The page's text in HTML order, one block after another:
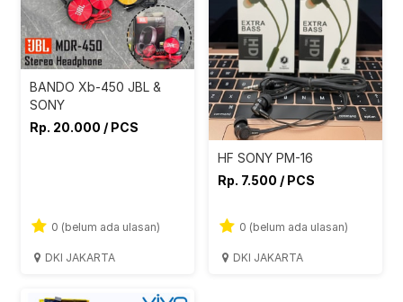
BANDO Xb-450 JBL &
SONY
Rp. 20.000 / PCS
0 (belum ada ulasan)
DKI JAKARTA
HF SONY PM-16
Rp. 7.500 / PCS
0 (belum ada ulasan)
DKI JAKARTA